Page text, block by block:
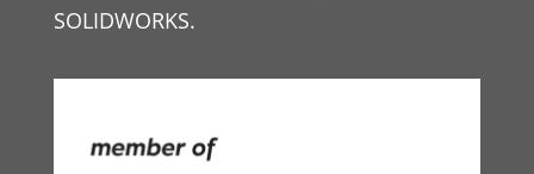
SOLIDWORKS.